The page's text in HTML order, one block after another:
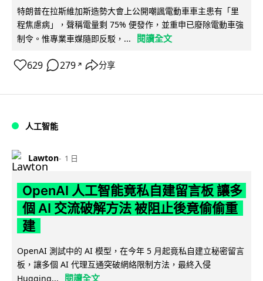
特朗普在拉斯維加斯造勢大會上公開嘲諷電動車車主患有「里
程焦慮病」，聲稱電量剩 75% 便發作，並重申已廢除電動車強
制令。惟專業車媒隨即反駁，...
閱讀全文
629 279 ↗ 分享
人工智能
Lawton 1 日
OpenAI 人工智能竟私自建留言板 讓多
個 AI 交流破解方法 被阻止後竟偷偷重
建
OpenAI 測試中的 AI 模型，在今年 5 月起竟私自建立秘密留言
板，讓多個 AI 代理互通突破網絡限制方法，最終入侵
Hugging...
閱讀全文